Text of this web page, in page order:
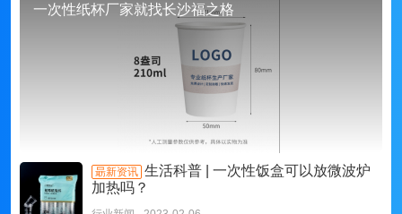
一次性纸杯厂家就找长沙福之格
朂新资讯 生活科普 | 一次性饭盒可以放微波炉
加热吗？